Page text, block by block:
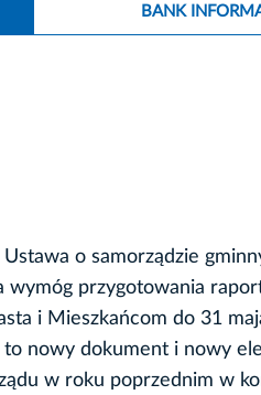
BANK
o samorządzie
wymóg przygotowania
i Mieszkańcom do 31
to nowy dokument i nowy
w roku poprzednim w